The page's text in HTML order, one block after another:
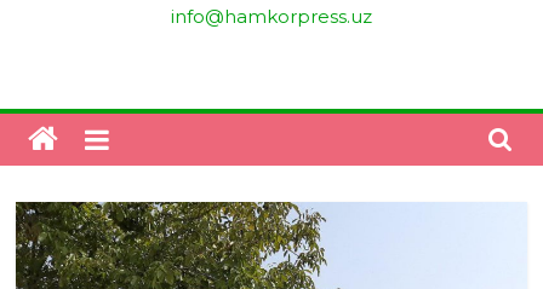
info@hamkorpress.uz